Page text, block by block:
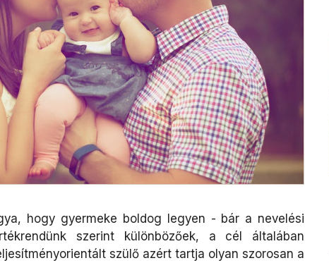
hogy gyermeke boldog legyen - bár a nevelési
szerint különbözőek, a cél általában
szülő azért tartja olyan szorosan a